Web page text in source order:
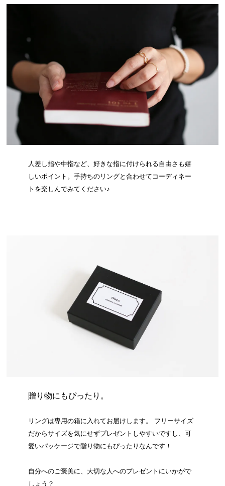
人差し指や中指など、好きな指に付けられる自由さも嬉
しいポイント。手持ちのリングと合わせてコーディネー
トを楽しんでみてください♪
贈り物にもぴったり。
リングは専用の箱に入れてお届けします。 フリーサイズ
だからサイズを気にせずプレゼントしやすいですし、可
愛いパッケージで贈り物にもぴったりなんです！
自分へのご褒美に、大切な人へのプレゼントにいかがで
しょう？